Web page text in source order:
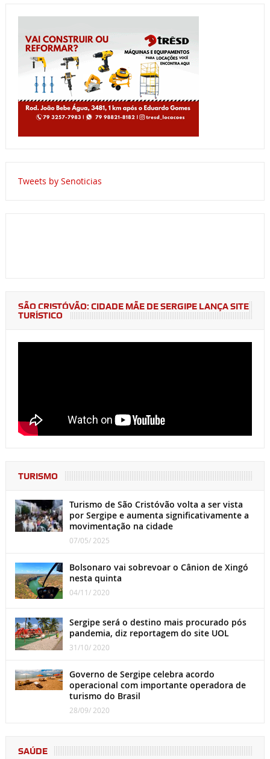
Tweets by Senoticias
SÃO CRISTÓVÃO: CIDADE MÃE DE SERGIPE LANÇA SITE
TURÍSTICO
TURISMO
Turismo de São Cristóvão volta a ser vista
por Sergipe e aumenta significativamente a
movimentação na cidade
07/05/ 2025
Bolsonaro vai sobrevoar o Cânion de Xingó
nesta quinta
04/11/ 2020
Sergipe será o destino mais procurado pós
pandemia, diz reportagem do site UOL
31/10/ 2020
Governo de Sergipe celebra acordo
operacional com importante operadora de
turismo do Brasil
28/09/ 2020
SAÚDE